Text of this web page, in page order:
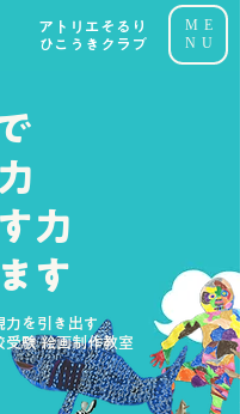
ME
NU
アトリエそるり
​ひこうきクラブ
力
す
力を引き出す
受験 絵画制作教室